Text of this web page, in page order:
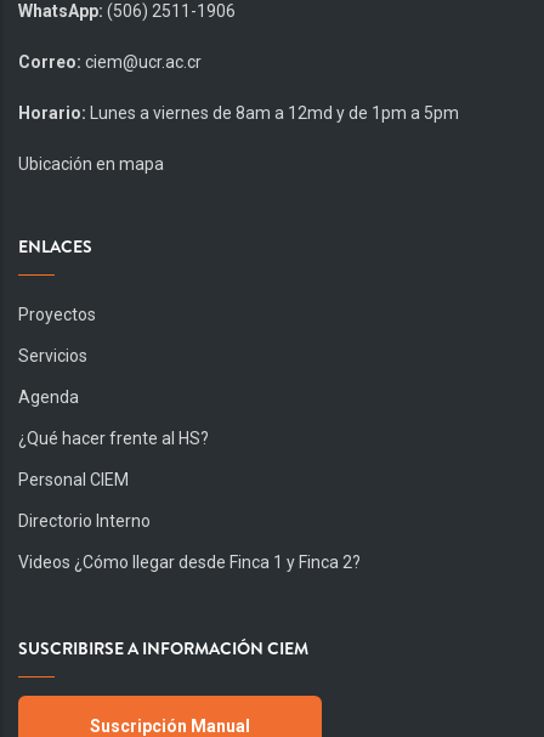
WhatsApp: (506) 2511-1906
Correo: ciem@ucr.ac.cr
Horario: Lunes a viernes de 8am a 12md y de 1pm a 5pm
Ubicación en mapa
ENLACES
Proyectos
Servicios
Agenda
¿Qué hacer frente al HS?
Personal CIEM
Directorio Interno
Videos ¿Cómo llegar desde Finca 1 y Finca 2?
SUSCRIBIRSE A INFORMACIÓN CIEM
Suscripción Manual